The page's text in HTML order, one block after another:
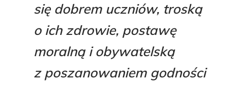
się dobrem uczniów, troską
o ich zdrowie, postawę
moralną i obywatelską
z poszanowaniem godności